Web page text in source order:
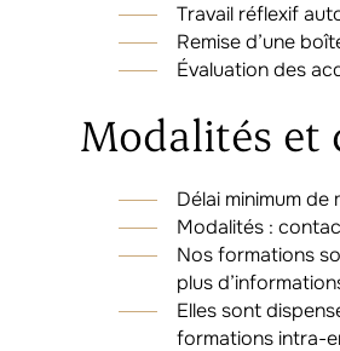
Travail réflexif
Remise d’une
Évaluation des
Modalités et
Délai minimum de
Modalités :
Nos formations
plus
Elles sont
formations intra-